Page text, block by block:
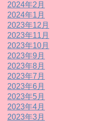
2024年2月
2024年1月
2023年12月
2023年11月
2023年10月
2023年9月
2023年8月
2023年7月
2023年6月
2023年5月
2023年4月
2023年3月